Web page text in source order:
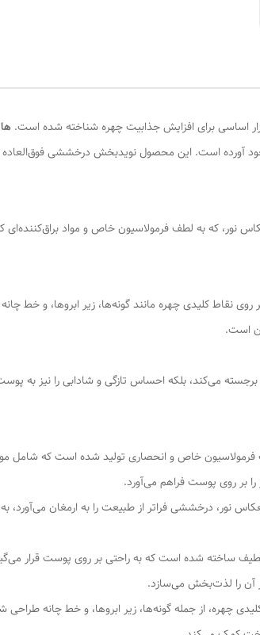
اساسی برای افزایش جذابیت چهره شناخته شده است.
آورده است. این محصول نویدبخش درخششی
نور، که به لطف فرمولاسیون خاص و مواد
نقاط کلیدی چهره مانند گونه‌ها، زیر ابروها، و خط
است.
می‌کند، بلکه احساس تازگی و شادابی را نیز به
فرمولاسیون خاص و انحصاری تولید شده است که شامل
بر روی پوست فراهم می‌آورد.
نور، درخششی فراتر از طبیعت را به ارمغان می‌آورد،
ساخته شده است که به راحتی بر روی پوست قرار
آن را لذت‌بخش می‌سازد.
چهره، از جمله گونه‌ها، زیر ابروها، و خط چانه